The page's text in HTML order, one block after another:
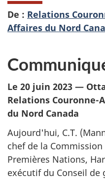
De : Relations
Affaires du Nord
Le 20 juin 2023 —
Relations Couronne-
du Nord Canada
Aujourd'hui, C.T.
chef de la
Premières Nations,
exécutif du Conseil de